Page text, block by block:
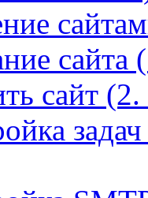
сайта
сайт